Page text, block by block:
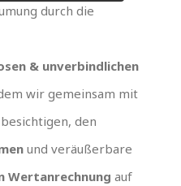
durch die
& unverbindlichen
wir gemeinsam mit
den
und veräußerbare
Wertanrechnung auf